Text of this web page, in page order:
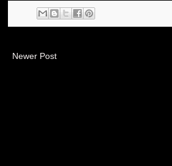
Newer Post